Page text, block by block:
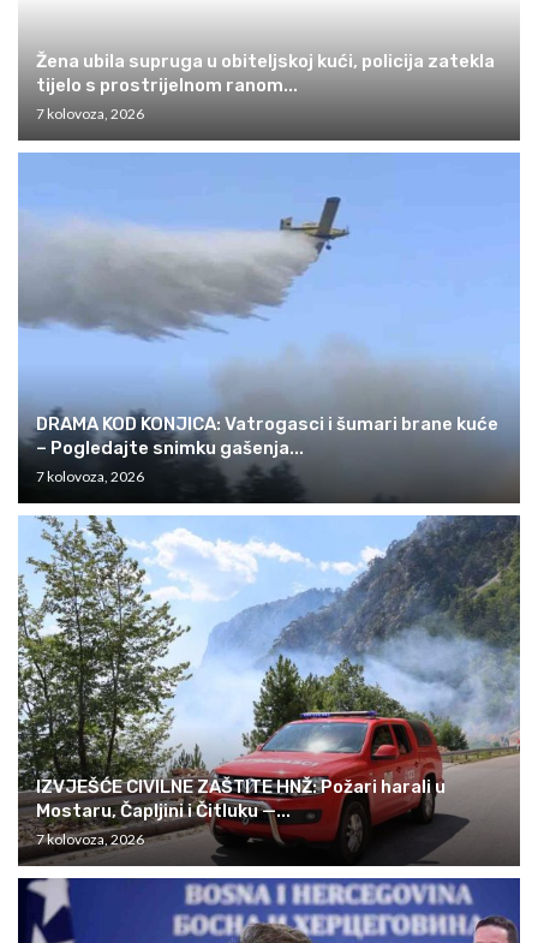
Žena ubila supruga u obiteljskoj kući, policija zatekla
tijelo s prostrijelnom ranom...
7 kolovoza, 2026
DRAMA KOD KONJICA: Vatrogasci i šumari brane kuće
– Pogledajte snimku gašenja...
7 kolovoza, 2026
IZVJEŠĆE CIVILNE ZAŠTITE HNŽ: Požari harali u
Mostaru, Čapljini i Čitluku —...
7 kolovoza, 2026